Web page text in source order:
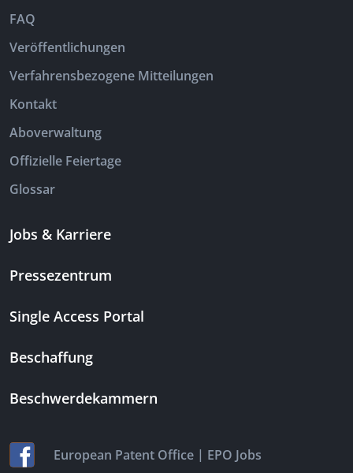
FAQ
Veröffentlichungen
Verfahrensbezogene Mitteilungen
Kontakt
Aboverwaltung
Offizielle Feiertage
Glossar
Jobs & Karriere
Pressezentrum
Single Access Portal
Beschaffung
Beschwerdekammern
European Patent Office | EPO Jobs